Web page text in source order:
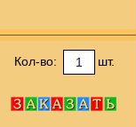
Кол-во: шт.